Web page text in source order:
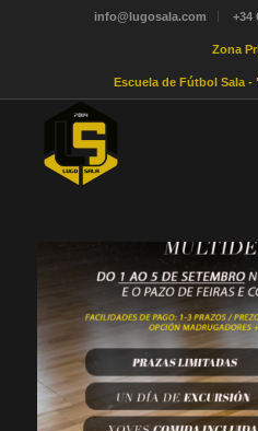
info@lugosala.com +34
Zona
Escuela de Fútbol Sala